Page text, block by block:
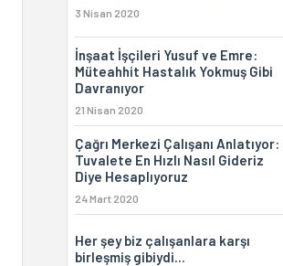
3 Nisan 2020
İnşaat İşçileri Yusuf ve Emre:
Müteahhit Hastalık Yokmuş Gibi
Davranıyor
21 Nisan 2020
Çağrı Merkezi Çalışanı Anlatıyor:
Tuvalete En Hızlı Nasıl Gideriz
Diye Hesaplıyoruz
24 Mart 2020
Her şey biz çalışanlara karşı
birleşmiş gibiydi...